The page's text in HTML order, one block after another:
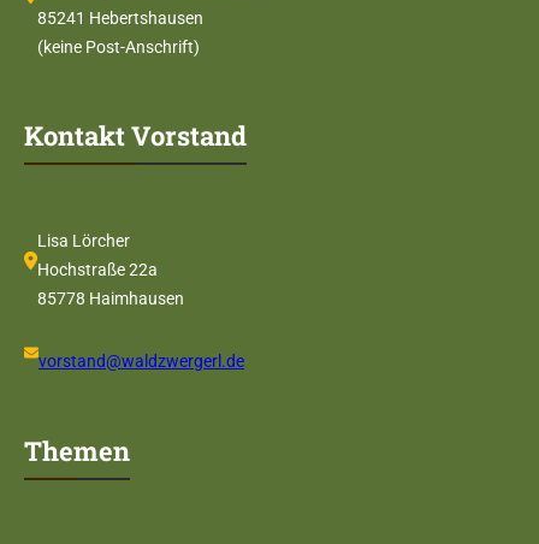
85241 Hebertshausen
(keine Post-Anschrift)
Kontakt Vorstand
Lisa Lörcher
Hochstraße 22a
85778 Haimhausen
vorstand@waldzwergerl.de
Themen